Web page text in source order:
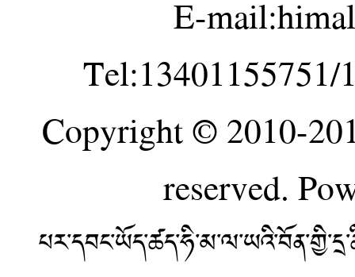
E-
Tel:13401155751/
Copyright © 2010-
reserved.